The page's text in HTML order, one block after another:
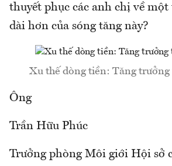
thuyết phục các anh chị về
dài hơn của sóng tăng này?
Xu thế dòng tiền: Tăng trưởng
Ông
Trần Hữu Phúc
Trưởng phòng Môi giới Hội sở